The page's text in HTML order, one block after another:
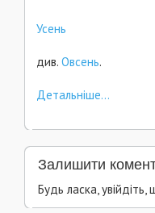
Усень
див. Овсень.
Детальніше...
Залишити
Будь ласка,